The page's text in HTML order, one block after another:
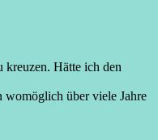
kreuzen. Hätte ich den
womöglich über viele Jahre